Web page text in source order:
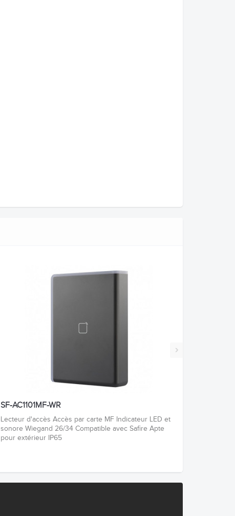
›
SF-AC1101MF-WR
Lecteur d'accès Accès par carte MF Indicateur LED et
sonore Wiegand 26/34 Compatible avec Safire Apte
pour extérieur IP65